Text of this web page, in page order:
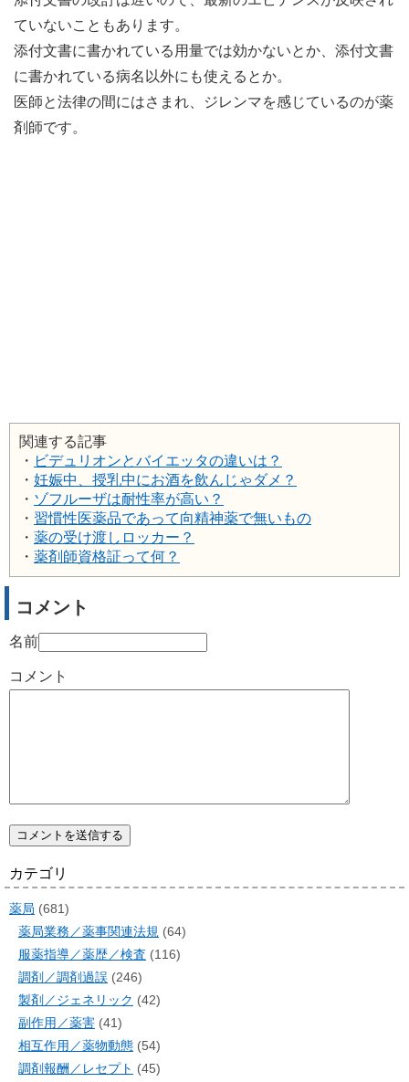
ていないこともあります。
添付文書に書かれている用量では効かないとか、添付文書
に書かれている病名以外にも使えるとか。
医師と法律の間にはさまれ、ジレンマを感じているのが薬
剤師です。
関連する記事
・ ビデュリオンとバイエッタの違いは？
・ 妊娠中、授乳中にお酒を飲んじゃダメ？
・ ゾフルーザは耐性率が高い？
・ 習慣性医薬品であって向精神薬で無いもの
・ 薬の受け渡しロッカー？
・ 薬剤師資格証って何？
コメント
名前
コメント
カテゴリ
薬局 (681)
薬局業務／薬事関連法規 (64)
服薬指導／薬歴／検査 (116)
調剤／調剤過誤 (246)
製剤／ジェネリック (42)
副作用／薬害 (41)
相互作用／薬物動態 (54)
調剤報酬／レセプト (45)